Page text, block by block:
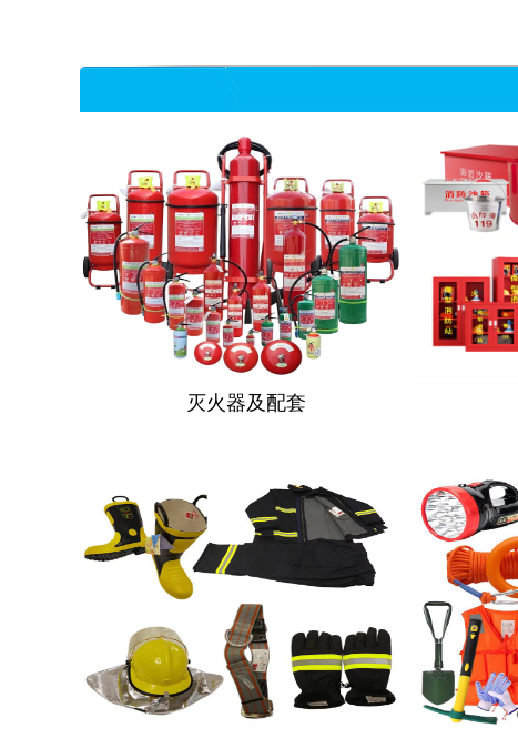
灭火器及配套